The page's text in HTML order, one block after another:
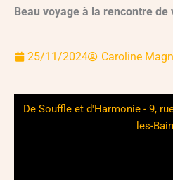
Beau voyage à la rencontre de
25/11/2024 Caroline
De Souffle et d'Harmonie - 9,
les-